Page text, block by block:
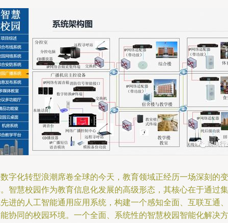
字化转型浪潮席卷全球的今天，教育领域正经历一场深刻的变
智慧校园作为教育信息化发展的高级形态，其核心在于通过集
进的人工智能通用应用系统，构建一个感知全面、互联互通、
协同的校园环境。一个全面、系统性的智慧校园智能化解决方